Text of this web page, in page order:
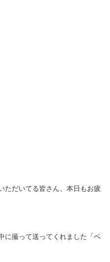
ただいてる皆さん、本日もお疲
に撮って送ってくれました「ベ